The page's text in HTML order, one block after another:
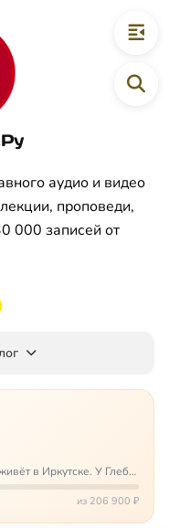
аудио и видео
проповеди,
000 записей от
в Иркутске. У Глеба
менингита,
эпилепсией, с которой
из 206 900 ₽